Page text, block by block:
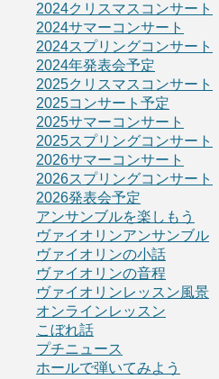
2024クリスマスコンサート
2024サマーコンサート
2024スプリングコンサート
2024年発表会予定
2025クリスマスコンサート
2025コンサート予定
2025サマーコンサート
2025スプリングコンサート
2026サマーコンサート
2026スプリングコンサート
2026発表会予定
アンサンブルを楽しもう
ヴァイオリンアンサンブル
ヴァイオリンの小話
ヴァイオリンの音程
ヴァイオリンレッスン風景
オンラインレッスン
こぼれ話
プチニュース
ホールで弾いてみよう